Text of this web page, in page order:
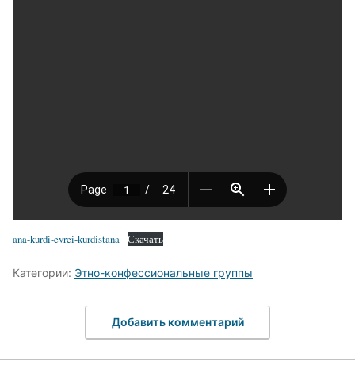
ana-kurdi-evrei-kurdistana Скачать
Категории: Этно-конфессиональные группы
Добавить комментарий